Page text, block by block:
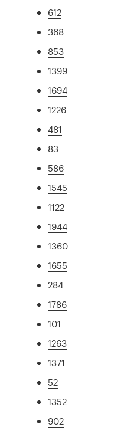
612
368
853
1399
1694
1226
481
83
586
1545
1122
1944
1360
1655
284
1786
101
1263
1371
52
1352
902